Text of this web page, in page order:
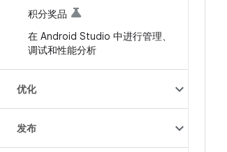
积分奖品
在 Android Studio 中进行管理、
调试和性能分析
优化
发布